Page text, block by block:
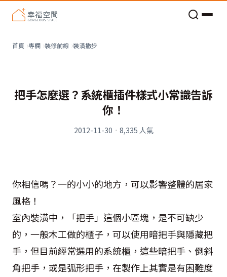
首頁 專欄 裝修前線 裝潢撇步
把手怎麼選？系統櫃插件樣式小常識告訴
你！
2012-11-30 · 8,335 人氣
你相信嗎？一的小小的地方，可以影響整體的居家
風格！
室內裝潢中，「把手」這個小區塊，是不可缺少
的，一般木工做的櫃子，可以使用暗把手與隱藏把
手，但目前經常選用的系統櫃，這些暗把手、倒斜
角把手，或是弧形把手，在製作上其實是有困難度